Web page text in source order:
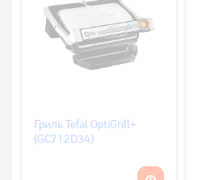
Гриль Tefal OptiGrill+
(GC712D34)